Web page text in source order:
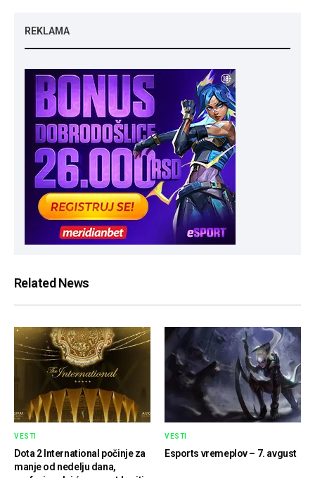
REKLAMA
Related News
VESTI
Dota 2 International počinje za
manje od nedelju dana,
VESTI
Esports vremeplov – 7. avgust